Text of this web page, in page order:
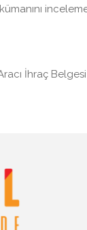
İhraç Belgesi